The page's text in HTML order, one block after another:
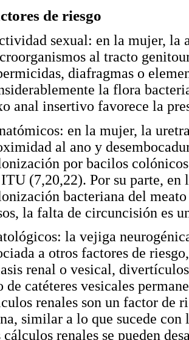
de riesgo
sexual: en la mujer, la
al tracto
diafragmas o
la flora
anal insertivo favorece la
en la mujer, la
al ano y
por bacilos
(7,20,22). Por su parte,
bacteriana del
la falta de circuncisión es
la vejiga
a otros factores de
renal o vesical,
de catéteres vesicales
renales son un factor de
similar a lo que sucede
cálculos renales se pueden